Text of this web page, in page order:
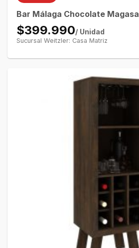
Bar Málaga Chocolate Magasa
$399.990/ Unidad
Sucursal Weitzler: Casa Matriz